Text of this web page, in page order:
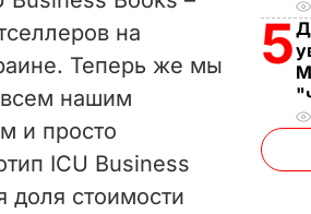
на
Теперь же мы
всем нашим
и просто
ICU Business
доля стоимости
5